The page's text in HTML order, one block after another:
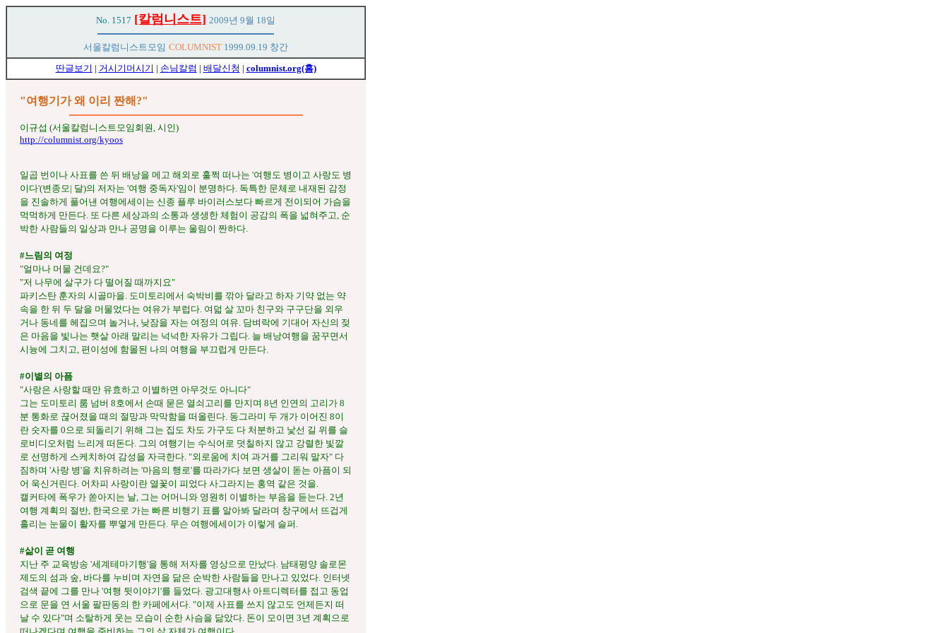
No. 1517 [칼럼니스트] 2009년 9월 18일
서울칼럼니스트모임 COLUMNIST 1999.09.19 창간
딴글보기 | 거시기머시기 | 손님칼럼 | 배달신청 | columnist.org(홈)
"여행기가 왜 이리 짠해?"
이규섭 (서울칼럼니스트모임회원, 시인)
http://columnist.org/kyoos
일곱 번이나 사표를 쓴 뒤 배낭을 메고 해외로 훌쩍 떠나는 '여행도 병이고 사랑도 병
이다'(변종모| 달)의 저자는 '여행 중독자'임이 분명하다. 독특한 문체로 내재된 감정
을 진솔하게 풀어낸 여행에세이는 신종 플루 바이러스보다 빠르게 전이되어 가슴을
먹먹하게 만든다. 또 다른 세상과의 소통과 생생한 체험이 공감의 폭을 넓혀주고, 순
박한 사람들의 일상과 만나 공명을 이루는 울림이 짠하다.
#느림의 여정
"얼마나 머물 건데요?"
"저 나무에 살구가 다 떨어질 때까지요"
파키스탄 훈자의 시골마을. 도미토리에서 숙박비를 깎아 달라고 하자 기약 없는 약
속을 한 뒤 두 달을 머물었다는 여유가 부럽다. 여덟 살 꼬마 친구와 구구단을 외우
거나 동네를 헤집으며 놀거나, 낮잠을 자는 여정의 여유. 담벼락에 기대어 자신의 젖
은 마음을 빛나는 햇살 아래 말리는 넉넉한 자유가 그립다. 늘 배낭여행을 꿈꾸면서
시늉에 그치고, 편이성에 함몰된 나의 여행을 부끄럽게 만든다.
#이별의 아픔
"사랑은 사랑할 때만 유효하고 이별하면 아무것도 아니다"
그는 도미토리 룸 넘버 8호에서 손때 묻은 열쇠고리를 만지며 8년 인연의 고리가 8
분 통화로 끊어졌을 때의 절망과 막막함을 떠올린다. 동그라미 두 개가 이어진 8이
란 숫자를 0으로 되돌리기 위해 그는 집도 차도 가구도 다 처분하고 낯선 길 위를 슬
로비디오처럼 느리게 떠돈다. 그의 여행기는 수식어로 덧칠하지 않고 강렬한 빛깔
로 선명하게 스케치하여 감성을 자극한다. "외로움에 치여 과거를 그리워 말자" 다
짐하며 '사랑 병'을 치유하려는 '마음의 행로'를 따라가다 보면 생살이 돋는 아픔이 되
어 욱신거린다. 어차피 사랑이란 열꽃이 피었다 사그라지는 홍역 같은 것을.
캘커타에 폭우가 쏟아지는 날, 그는 어머니와 영원히 이별하는 부음을 듣는다. 2년
여행 계획의 절반, 한국으로 가는 빠른 비행기 표를 알아봐 달라며 창구에서 뜨겁게
흘리는 눈물이 활자를 뿌옇게 만든다. 무슨 여행에세이가 이렇게 슬퍼.
#삶이 곧 여행
지난 주 교육방송 '세계테마기행'을 통해 저자를 영상으로 만났다. 남태평양 솔로몬
제도의 섬과 숲, 바다를 누비며 자연을 닮은 순박한 사람들을 만나고 있었다. 인터넷
검색 끝에 그를 만나 '여행 뒷이야기'를 들었다. 광고대행사 아트디렉터를 접고 동업
으로 문을 연 서울 팔판동의 한 카페에서다. "이제 사표를 쓰지 않고도 언제든지 떠
날 수 있다"며 소탈하게 웃는 모습이 순한 사슴을 닮았다. 돈이 모이면 3년 계획으로